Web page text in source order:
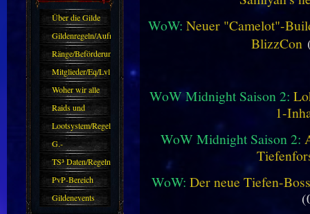
Über die Gilde
(DAW)
Gildenregeln/Aufnahme
Ränge/Beförderungen
Mitglieder/Eq/Lvl
Woher wir alle
kommen.
Raids und
Zubehör
Lootsystem/Regeln
G.-
Sparkasse/Goldleihen
TS³ Daten/Regeln
PvP-Bereich
Gildenevents
WoW: Neuer "Camelot"-
BlizzCon
WoW Midnight Saison 2:
1-
WoW Midnight Saison 2:
WoW: Der neue Tiefen-